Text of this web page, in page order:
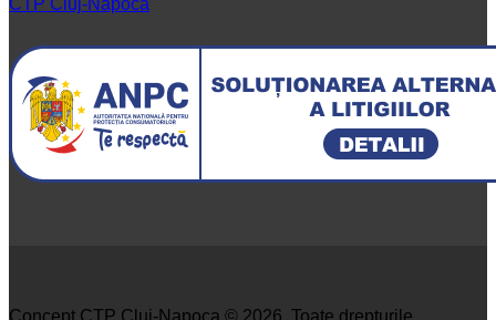
Concept CTP Cluj-Napoca © 2026. Toate drepturile